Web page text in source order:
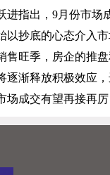
进指出， 9月份市场
以抄底的心态介入
售旺季，房企的推
逐渐释放积极效应
场成交有望再接再